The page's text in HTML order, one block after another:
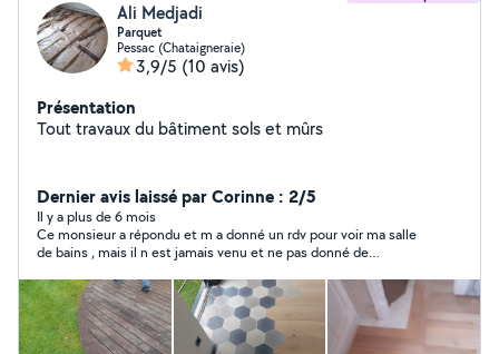
Ali Medjadi
Parquet
Pessac (Chataigneraie)
3,9/5 (10 avis)
Présentation
Tout travaux du bâtiment sols et mûrs
Dernier avis laissé par Corinne : 2/5
Il y a plus de 6 mois
Ce monsieur a répondu et m a donné un rdv pour voir ma salle
de bains , mais il n est jamais venu et ne pas donné de